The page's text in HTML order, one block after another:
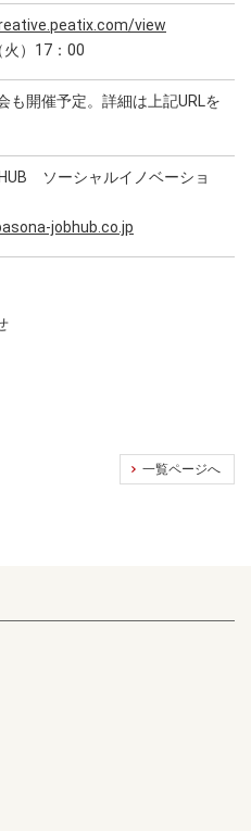
view
）17：00
も開催予定。詳細は上記URLを
ソーシャルイノベーショ
jobhub.co.jp
一覧ページへ